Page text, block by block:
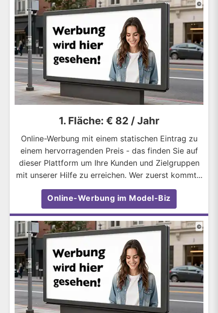
©
1. Fläche: € 82 / Jahr
Online-Werbung mit einem statischen Eintrag zu
einem hervorragenden Preis - das finden Sie auf
dieser Plattform um Ihre Kunden und Zielgruppen
mit unserer Hilfe zu erreichen. Wer zuerst kommt...
Online-Werbung im Model-Biz
©